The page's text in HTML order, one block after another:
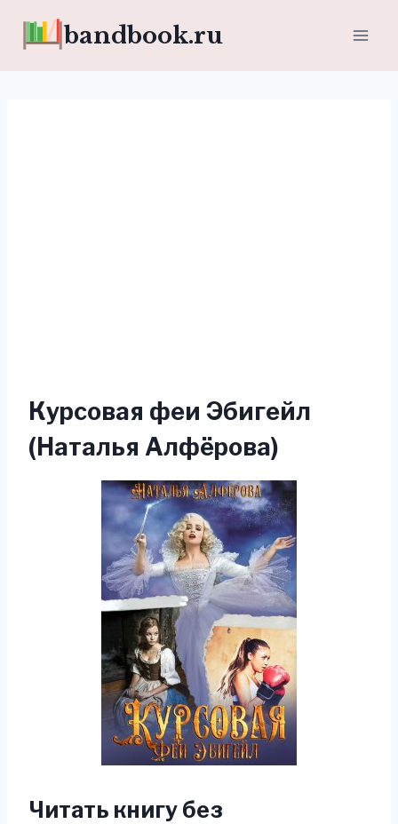
bandbook.ru
Курсовая феи Эбигейл
(Наталья Алфёрова)
Читать книгу без